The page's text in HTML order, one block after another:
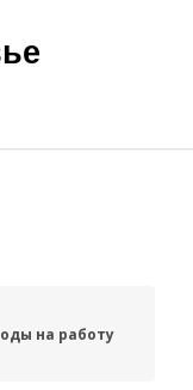
на работу